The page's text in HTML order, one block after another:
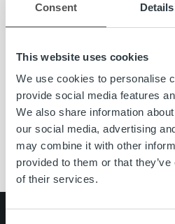
Consent Details
This website uses cookies
We use cookies to personalise
provide social media features
We also share information
our social media, advertising
may combine it with other
provided to them or that
of their services.
Ajankohtaista
Ropo mukana
virtuaalitapahtumassa
Lue lisää